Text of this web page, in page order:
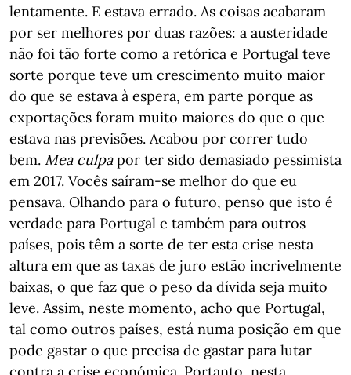
lentamente. E estava errado. As coisas acabaram
por ser melhores por duas razões: a austeridade
não foi tão forte como a retórica e Portugal teve
sorte porque teve um crescimento muito maior
do que se estava à espera, em parte porque as
exportações foram muito maiores do que o que
estava nas previsões. Acabou por correr tudo
bem. Mea culpapor ter sido demasiado pessimista
em 2017. Vocês saíram-se melhor do que eu
pensava. Olhando para o futuro, penso que isto é
verdade para Portugal e também para outros
países, pois têm a sorte de ter esta crise nesta
altura em que as taxas de juro estão incrivelmente
baixas, o que faz que o peso da dívida seja muito
leve. Assim, neste momento, acho que Portugal,
tal como outros países, está numa posição em que
pode gastar o que precisa de gastar para lutar